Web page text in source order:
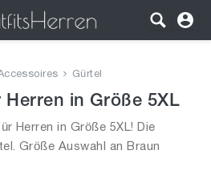
Gürtel
Herren in Größe 5XL
Herren in Größe 5XL! Die
Größe Auswahl an Braun
Trends aus 2026 für Männer!